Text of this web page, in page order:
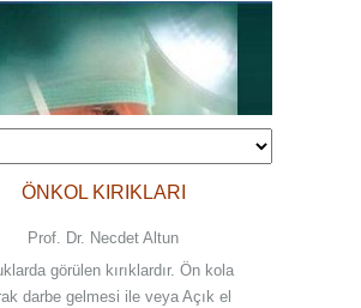
ÖNKOL KIRIKLARI
Prof. Dr. Necdet Altun
görülen kırıklardır. Ön kola
darbe gelmesi ile veya Açık el